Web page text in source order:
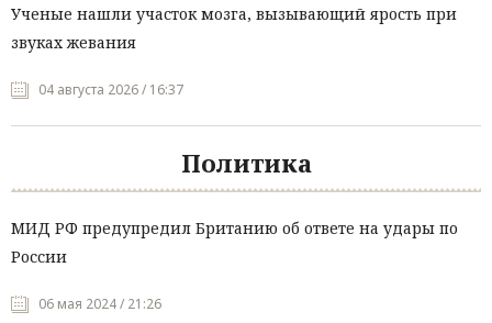
Ученые нашли участок мозга, вызывающий ярость при
звуках жевания
04 августа 2026 / 16:37
Политика
МИД РФ предупредил Британию об ответе на удары по
России
06 мая 2024 / 21:26